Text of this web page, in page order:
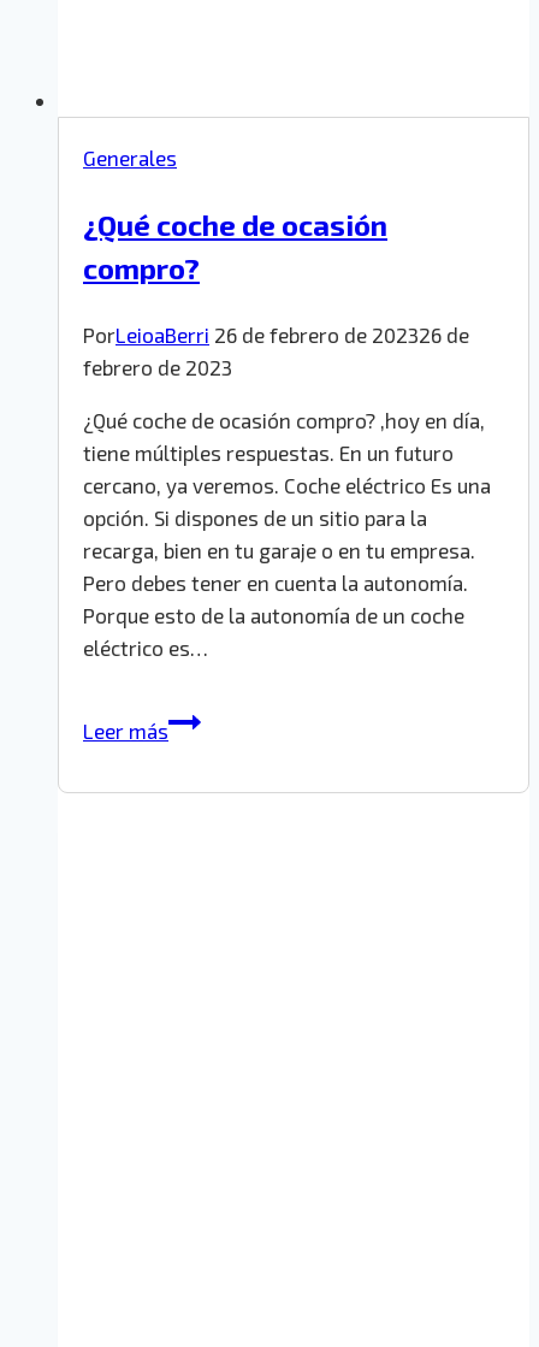
Generales
¿Qué coche de ocasión
compro?
PorLeioaBerri 26 de febrero de 202326 de
febrero de 2023
¿Qué coche de ocasión compro? ,hoy en día,
tiene múltiples respuestas. En un futuro
cercano, ya veremos. Coche eléctrico Es una
opción. Si dispones de un sitio para la
recarga, bien en tu garaje o en tu empresa.
Pero debes tener en cuenta la autonomía.
Porque esto de la autonomía de un coche
eléctrico es…
Leer más¿Qué